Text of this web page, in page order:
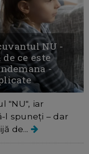
NU -
ce este
-
"NU", iar
l spuneți – dar
de...